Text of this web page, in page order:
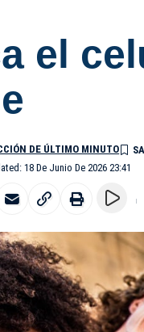
el
18 De Junio De 2026 23:41
DE ÚLTIMO MINUTO